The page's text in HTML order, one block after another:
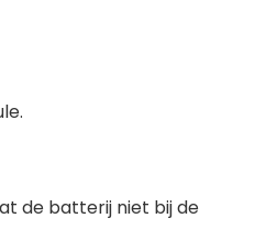
de batterij niet bij de